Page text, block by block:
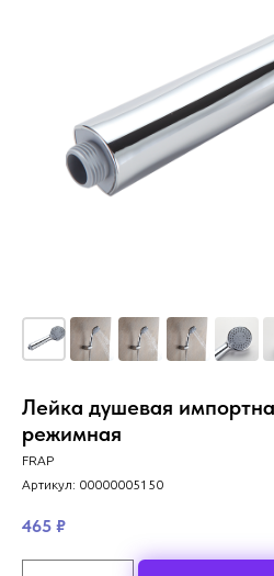
Лейка душевая
режимная
FRAP
Артикул: 00000005150
465 ₽